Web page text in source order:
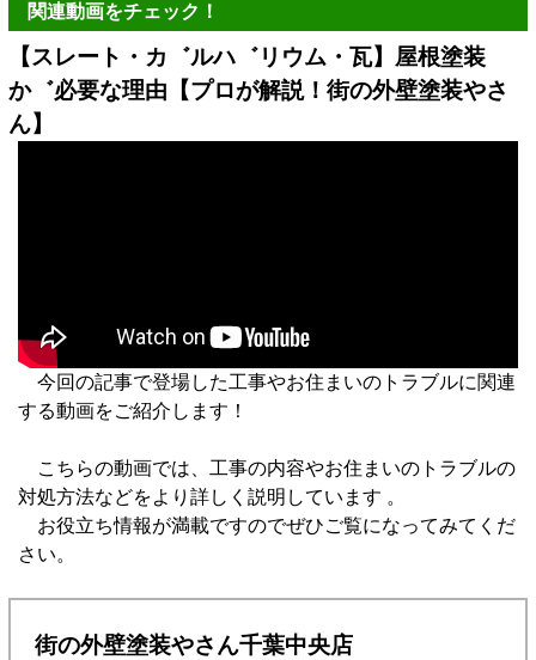
関連動画をチェック！
【スレート・カ゛ルハ゛リウム・瓦】屋根塗装
か゛必要な理由【プロが解説！街の外壁塗装やさ
ん】
今回の記事で登場した工事やお住まいのトラブルに関連
する動画をご紹介します！
こちらの動画では、工事の内容やお住まいのトラブルの
対処方法などをより詳しく説明しています 。
お役立ち情報が満載ですのでぜひご覧になってみてくだ
さい。
街の外壁塗装やさん千葉中央店